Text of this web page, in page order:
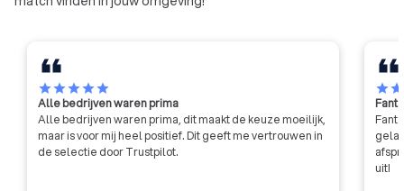
starstarstarstarstar
Alle bedrijven waren prima
Alle bedrijven waren prima, dit maakt de keuze moeilijk,
maar is voor mij heel positief. Dit geeft me vertrouwen in
de selectie door Trustpilot.
starstar
uit!